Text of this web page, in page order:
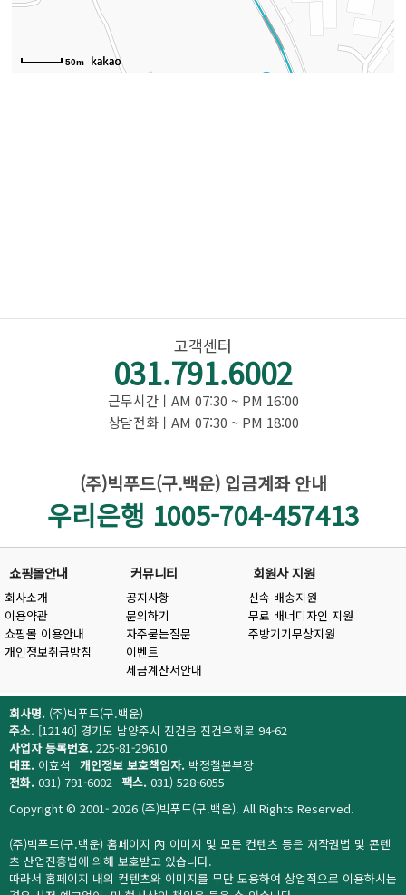
50m
고객센터
031.791.6002
근무시간ㅣAM 07:30 ~ PM 16:00
상담전화ㅣAM 07:30 ~ PM 18:00
(주)빅푸드(구.백운) 입금계좌 안내
우리은행 1005-704-457413
쇼핑몰안내
회사소개
이용약관
쇼핑몰 이용안내
개인정보취급방침
커뮤니티
공지사항
문의하기
자주묻는질문
이벤트
세금계산서안내
회원사 지원
신속 배송지원
무료 배너디자인 지원
주방기기무상지원
회사명. (주)빅푸드(구.백운)
주소. [12140] 경기도 남양주시 진건읍 진건우회로 94-62
사업자 등록번호. 225-81-29610
대표. 이효석 개인정보 보호책임자. 박정철본부장
전화. 031) 791-6002 팩스. 031) 528-6055
Copyright © 2001- 2026 (주)빅푸드(구.백운). All Rights Reserved.
(주)빅푸드(구.백운) 홈페이지 內 이미지 및 모든 컨텐츠 등은 저작권법 및 콘텐
츠 산업진흥법에 의해 보호받고 있습니다.
따라서 홈페이지 내의 컨텐츠와 이미지를 무단 도용하여 상업적으로 이용하시는